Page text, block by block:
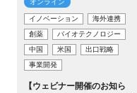
イノベーション
海外連携
創薬
バイオテクノロジー
中国
米国
出口戦略
事業開発
【ウェビナー開催のお知ら